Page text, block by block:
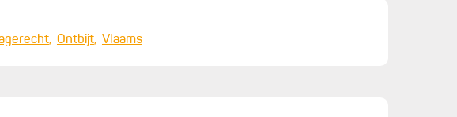
Ontbijt Vlaams